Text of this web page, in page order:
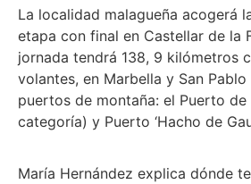
La localidad malagueña acogerá
etapa con final en Castellar de la
jornada tendrá 138, 9 kilómetros
volantes, en Marbella y San
puertos de montaña: el Puerto de
categoría) y Puerto ‘Hacho de
María Hernández explica dónde